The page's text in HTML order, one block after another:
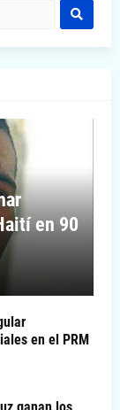
en 90
en el PRM